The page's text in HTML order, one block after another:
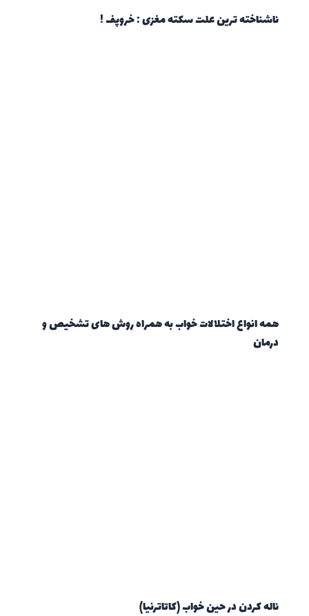
ناشناخته ترین علت سکته مغزی : خروپف !
همه انواع اختلالات خواب به همراه روش های تشخیص و
درمان
ناله کردن در حین خواب (کاتاترنیا)